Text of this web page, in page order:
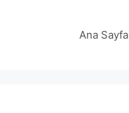
Ana Sayfa